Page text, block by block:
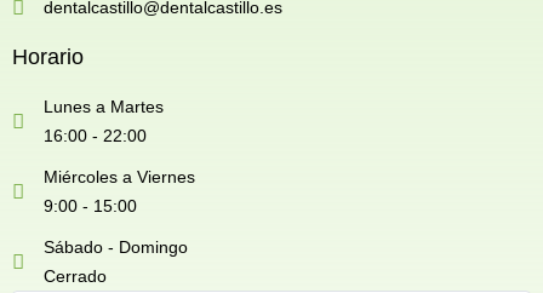
dentalcastillo@dentalcastillo.es
Horario
Lunes a Martes
16:00 - 22:00
Miércoles a Viernes
9:00 - 15:00
Sábado - Domingo
Cerrado